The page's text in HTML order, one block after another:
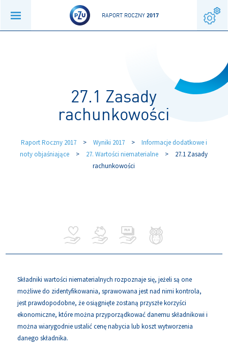
RAPORT ROCZNY 2017
27.1 Zasady
rachunkowości
Raport Roczny 2017 > Wyniki 2017 >
Informacje dodatkowe i
noty objaśniające
> 27. Wartości niematerialne >
27.1 Zasady
rachunkowości
Składniki wartości niematerialnych rozpoznaje się, jeżeli są one
możliwe do zidentyfikowania, sprawowana jest nad nimi kontrola,
jest prawdopodobne, że osiągnięte zostaną przyszłe korzyści
ekonomiczne, które można przyporządkować danemu składnikowi i
można wiarygodnie ustalić cenę nabycia lub koszt wytworzenia
danego składnika.